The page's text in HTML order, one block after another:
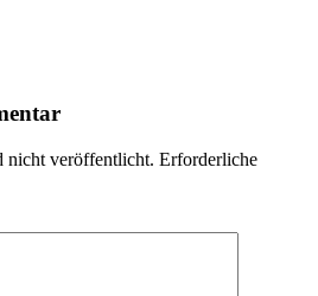
nicht veröffentlicht. Erforderliche